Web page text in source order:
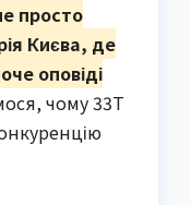
просто
Києва, де
оповіді
чому 33Т